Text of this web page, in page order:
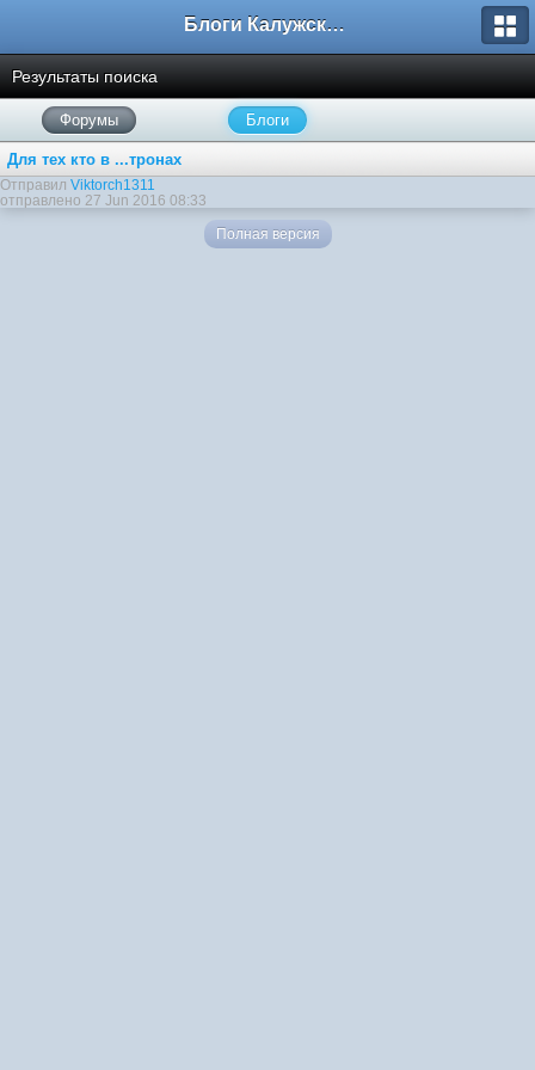
Блоги Калужского перекрестка
Результаты поиска
Форумы Блоги
Для тех кто в ...тронах
Отправил Viktorch1311
отправлено 27 Jun 2016 08:33
Полная версия